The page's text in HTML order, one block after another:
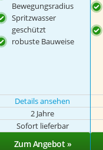
Bewegungsradius
Spritzwasser
geschützt
robuste Bauweise
Details ansehen
2 Jahre
Sofort lieferbar
Zum Angebot »